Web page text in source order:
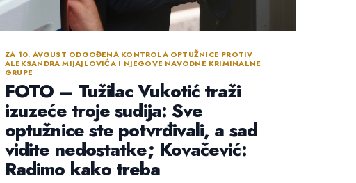
ZA 10. AVGUST ODGOĐENA KONTROLA OPTUŽNICE PROTIV
ALEKSANDRA MIJAJLOVIĆA I NJEGOVE NAVODNE KRIMINALNE
GRUPE
FOTO – Tužilac Vukotić traži
izuzeće troje sudija: Sve
optužnice ste potvrđivali, a sad
vidite nedostatke; Kovačević:
Radimo kako treba